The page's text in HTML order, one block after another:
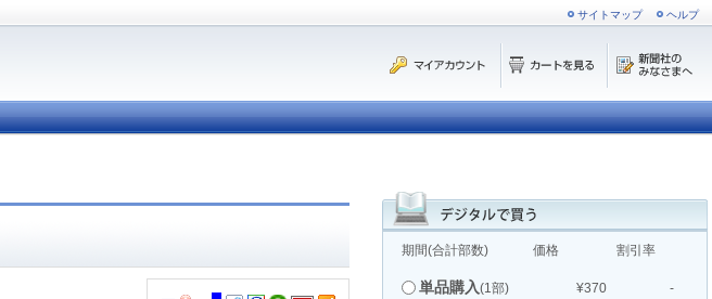
サイトマップ ヘルプ
期間(合計部数) 価格 割引率
単品購入(1部) ¥370 -